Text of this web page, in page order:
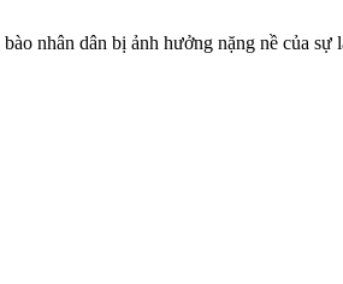
nhân dân bị ảnh hưởng nặng nề của